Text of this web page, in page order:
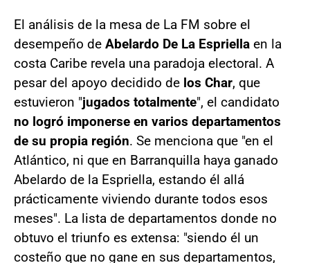
El análisis de la mesa de La FM sobre el
desempeño de Abelardo De La Espriella en la
costa Caribe revela una paradoja electoral. A
pesar del apoyo decidido de los Char, que
estuvieron "jugados totalmente", el candidato
no logró imponerse en varios departamentos
de su propia región. Se menciona que "en el
Atlántico, ni que en Barranquilla haya ganado
Abelardo de la Espriella, estando él allá
prácticamente viviendo durante todos esos
meses". La lista de departamentos donde no
obtuvo el triunfo es extensa: "siendo él un
costeño que no gane en sus departamentos,